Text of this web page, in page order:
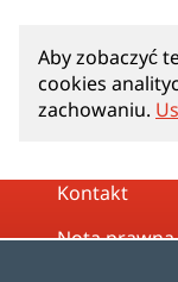
Aby zobaczyć
cookies
zachowaniu.
Kontakt
Nota prawna